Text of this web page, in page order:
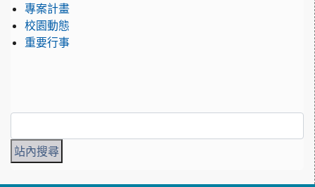
專案計畫
校園動態
重要行事